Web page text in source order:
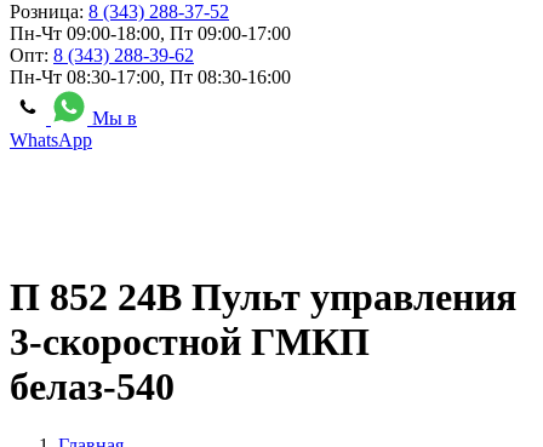
Розница: 8 (343) 288-37-52
Пн-Чт 09:00-18:00, Пт 09:00-17:00
Опт: 8 (343) 288-39-62
Пн-Чт 08:30-17:00, Пт 08:30-16:00
Мы в
WhatsApp
П 852 24В Пульт управления
3-скоростной ГМКП
белаз-540